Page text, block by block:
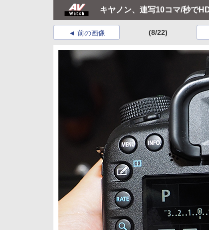
キヤノン、連写10コマ/秒で
前の画像 (8/22)